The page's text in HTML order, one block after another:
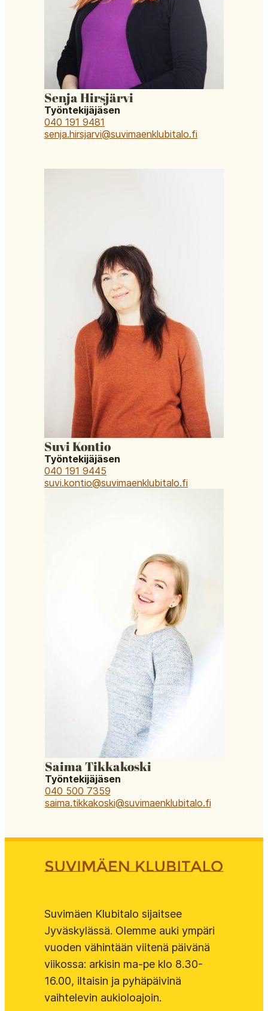
Senja Hirsjärvi
Työntekijäjäsen
040 191 9481
senja.hirsjarvi@suvimaenklubitalo.fi
Suvi Kontio
Työntekijäjäsen
040 191 9445
suvi.kontio@suvimaenklubitalo.fi
Saima Tikkakoski
Työntekijäjäsen
040 500 7359
saima.tikkakoski@suvimaenklubitalo.fi
Suvimäen Klubitalo sijaitsee
Jyväskylässä. Olemme auki ympäri
vuoden vähintään viitenä päivänä
viikossa: arkisin ma-pe klo 8.30-
16.00, iltaisin ja pyhäpäivinä
vaihtelevin aukioloajoin.